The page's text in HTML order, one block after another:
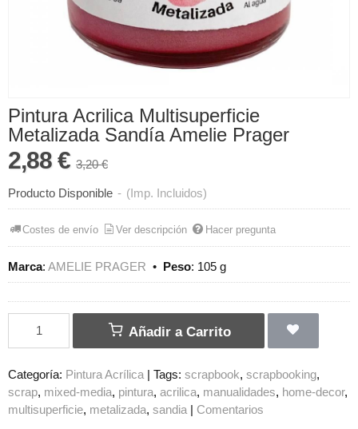
Pintura Acrilica Multisuperficie
Metalizada Sandía Amelie Prager
2,88 € 3,20 €
Producto Disponible - (Imp. Incluidos)
Costes de envío Ver descripción Hacer pregunta
Marca: AMELIE PRAGER • Peso: 105 g
Añadir a Carrito
Categoría: Pintura Acrílica | Tags: scrapbook scrapbooking
scrap mixed-media pintura acrilica manualidades home-decor
multisuperficie metalizada sandia | Comentarios